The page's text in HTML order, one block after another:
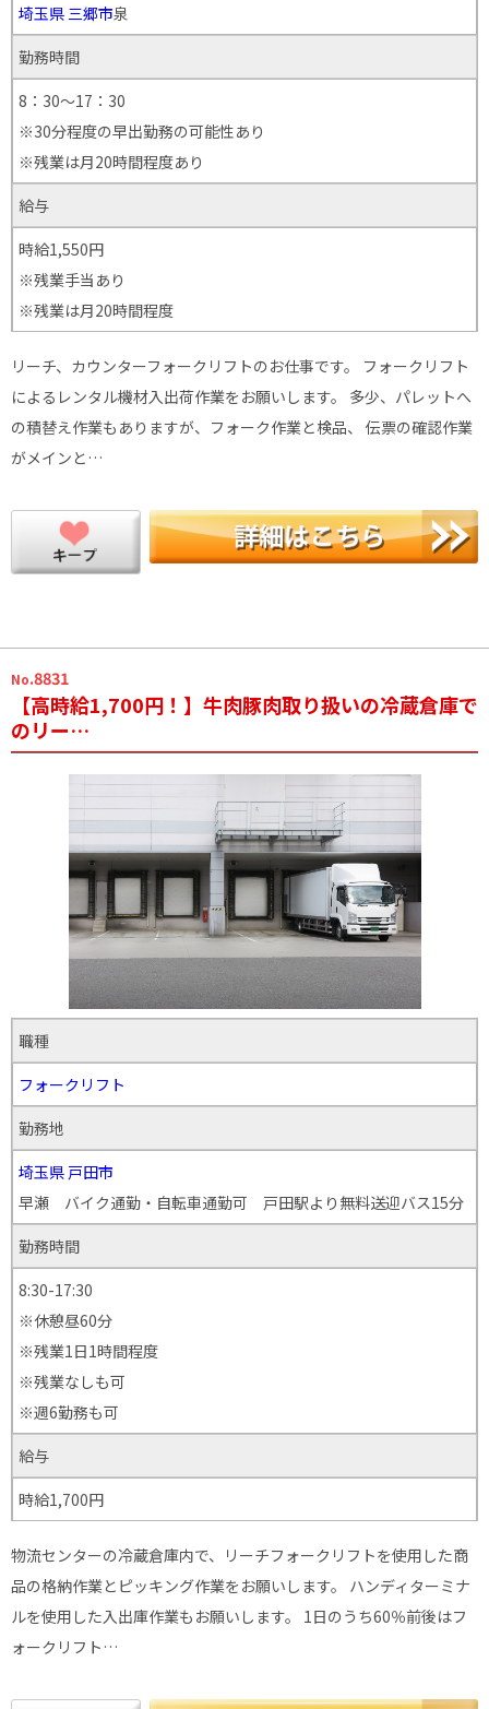
埼玉県 三郷市泉
勤務時間
8：30～17：30
※30分程度の早出勤務の可能性あり
※残業は月20時間程度あり
給与
時給1,550円
※残業手当あり
※残業は月20時間程度
リーチ、カウンターフォークリフトのお仕事です。 フォークリフト
によるレンタル機材入出荷作業をお願いします。 多少、パレットへ
の積替え作業もありますが、フォーク作業と検品、 伝票の確認作業
がメインと…
No.8831
【高時給1,700円！】牛肉豚肉取り扱いの冷蔵倉庫で
のリー…
職種
フォークリフト
勤務地
埼玉県 戸田市
早瀬 バイク通勤・自転車通勤可 戸田駅より無料送迎バス15分
勤務時間
8:30-17:30
※休憩昼60分
※残業1日1時間程度
※残業なしも可
※週6勤務も可
給与
時給1,700円
物流センターの冷蔵倉庫内で、リーチフォークリフトを使用した商
品の格納作業とピッキング作業をお願いします。 ハンディターミナ
ルを使用した入出庫作業もお願いします。 1日のうち60％前後はフ
ォークリフト…